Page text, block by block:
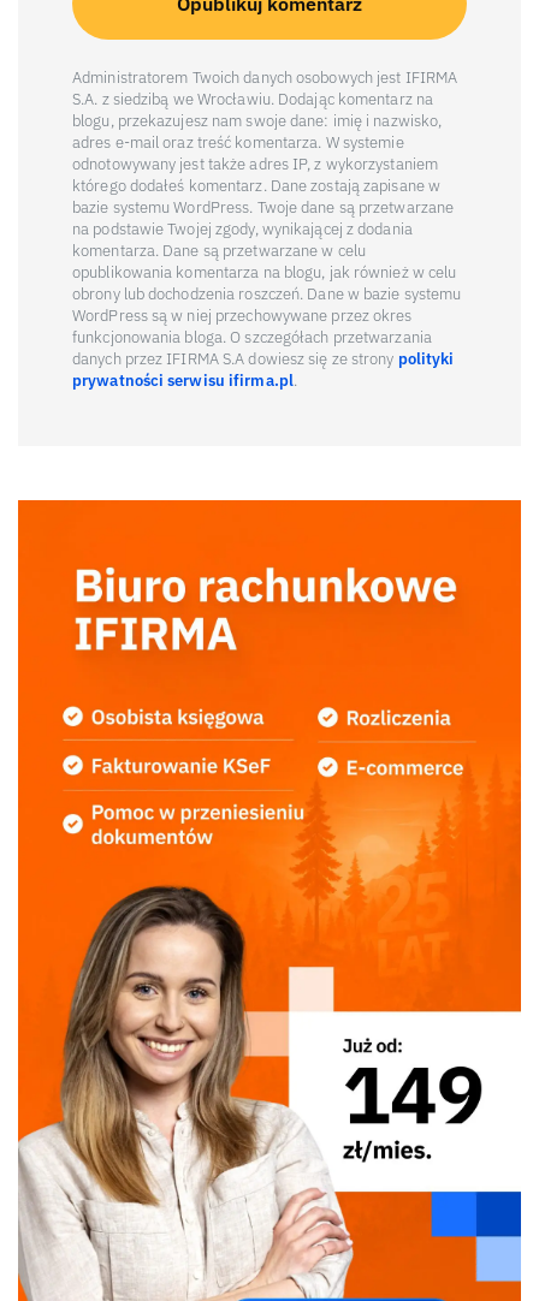
Administratorem Twoich danych osobowych jest IFIRMA
S.A. z siedzibą we Wrocławiu. Dodając komentarz na
blogu, przekazujesz nam swoje dane: imię i nazwisko,
adres e-mail oraz treść komentarza. W systemie
odnotowywany jest także adres IP, z wykorzystaniem
którego dodałeś komentarz. Dane zostają zapisane w
bazie systemu WordPress. Twoje dane są przetwarzane
na podstawie Twojej zgody, wynikającej z dodania
komentarza. Dane są przetwarzane w celu
opublikowania komentarza na blogu, jak również w celu
obrony lub dochodzenia roszczeń. Dane w bazie systemu
WordPress są w niej przechowywane przez okres
funkcjonowania bloga. O szczegółach przetwarzania
danych przez IFIRMA S.A dowiesz się ze strony polityki
prywatności serwisu ifirma.pl.